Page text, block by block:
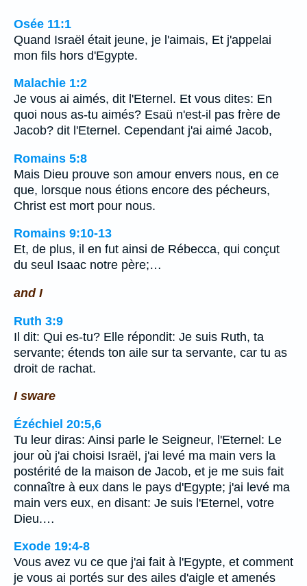
Osée 11:1
Quand Israël était jeune, je l'aimais, Et j'appelai
mon fils hors d'Egypte.
Malachie 1:2
Je vous ai aimés, dit l'Eternel. Et vous dites: En
quoi nous as-tu aimés? Esaü n'est-il pas frère de
Jacob? dit l'Eternel. Cependant j'ai aimé Jacob,
Romains 5:8
Mais Dieu prouve son amour envers nous, en ce
que, lorsque nous étions encore des pécheurs,
Christ est mort pour nous.
Romains 9:10-13
Et, de plus, il en fut ainsi de Rébecca, qui conçut
du seul Isaac notre père;…
and I
Ruth 3:9
Il dit: Qui es-tu? Elle répondit: Je suis Ruth, ta
servante; étends ton aile sur ta servante, car tu as
droit de rachat.
I sware
Ézéchiel 20:5,6
Tu leur diras: Ainsi parle le Seigneur, l'Eternel: Le
jour où j'ai choisi Israël, j'ai levé ma main vers la
postérité de la maison de Jacob, et je me suis fait
connaître à eux dans le pays d'Egypte; j'ai levé ma
main vers eux, en disant: Je suis l'Eternel, votre
Dieu.…
Exode 19:4-8
Vous avez vu ce que j'ai fait à l'Egypte, et comment
je vous ai portés sur des ailes d'aigle et amenés